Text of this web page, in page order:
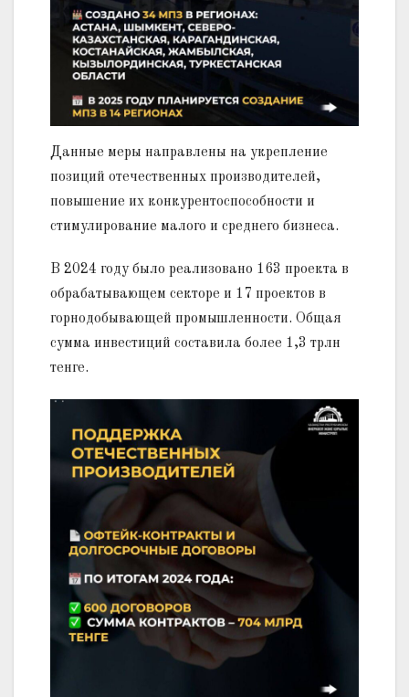
Данные меры направлены на укрепление
позиций отечественных производителей,
повышение их конкурентоспособности и
стимулирование малого и среднего бизнеса.
В 2024 году было реализовано 163 проекта в
обрабатывающем секторе и 17 проектов в
горнодобывающей промышленности. Общая
сумма инвестиций составила более 1,3 трлн
тенге.